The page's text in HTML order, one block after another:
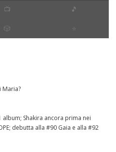
📺 🎵
🎲 ⭐️
Maria?
album; Shakira ancora prima nei
debutta alla #90 Gaia e alla #92